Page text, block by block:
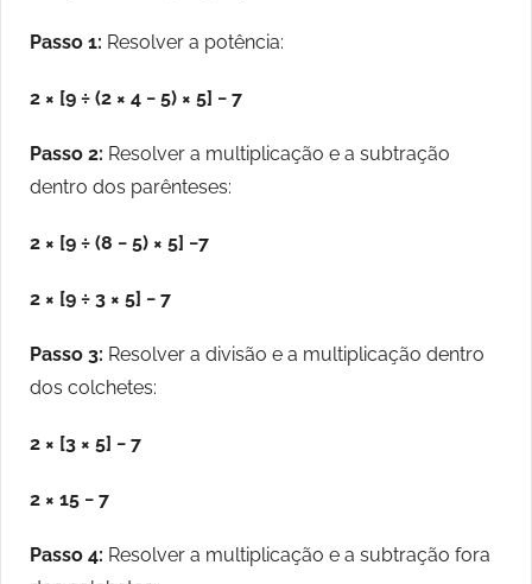
Passo 1: Resolver a potência:
2 × [9 ÷ (2 × 4 − 5) × 5] − 7
Passo 2: Resolver a multiplicação e a subtração
dentro dos parênteses:
2 × [9 ÷ (8 − 5) × 5] −7
2 × [9 ÷ 3 × 5] − 7
Passo 3: Resolver a divisão e a multiplicação dentro
dos colchetes:
2 × [3 × 5] − 7
2 × 15 − 7
Passo 4: Resolver a multiplicação e a subtração fora